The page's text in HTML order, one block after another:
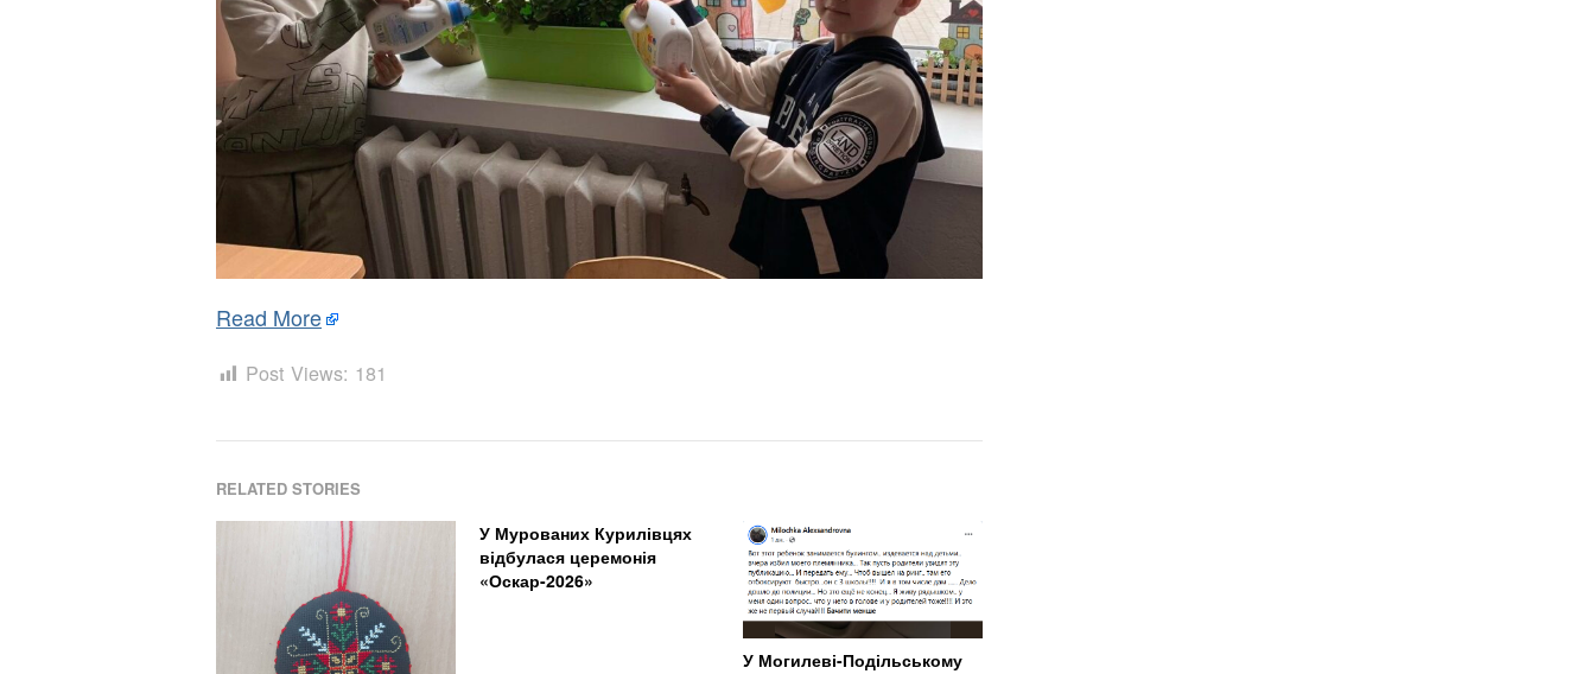
Read More
Post Views: 181
RELATED STORIES
У Мурованих Курилівцях
відбулася церемонія
«Оскар-2026»
У Могилеві-Подільському